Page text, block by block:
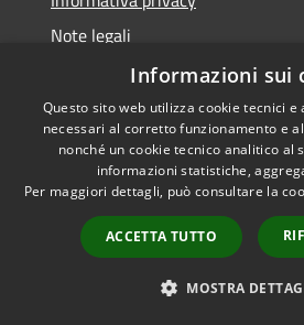
Note legali
Dichiarazione di accessibilità
RSS
Accessibilità
by
Informazioni sui
Questo sito web utilizza cookie tecnici
necessari al corretto funzionamento e
nonché un cookie tecnico analitico al
informazioni statistiche,
Per maggiori dettagli, può consultare la
ACCETTA TUTTO
MOSTRA